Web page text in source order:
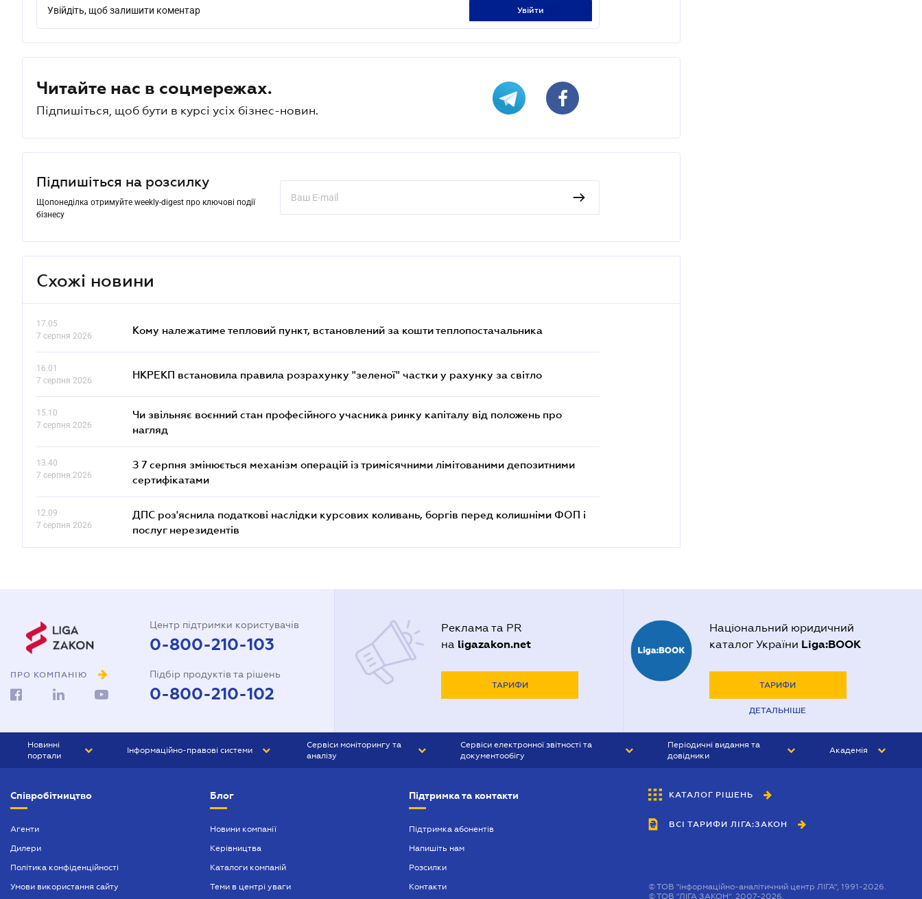
Увійдіть, щоб залишити коментар увійти
Читайте нас в соцмережах.
Підпишіться, щоб бути в курсі усіх бізнес-новин.
Підпишіться на розсилку
Щопонеділка отримуйте weekly-digest про ключові події
бізнесу
Схожі новини
17.05
7 серпня 2026
Кому належатиме тепловий пункт, встановлений за кошти теплопостачальника
16.01
7 серпня 2026
НКРЕКП встановила правила розрахунку "зеленої" частки у рахунку за світло
15.10
7 серпня 2026
Чи звільняє воєнний стан професійного учасника ринку капіталу від положень про
нагляд
13.40
7 серпня 2026
З 7 серпня змінюється механізм операцій із тримісячними лімітованими депозитними
сертифікатами
12.09
7 серпня 2026
ДПС роз'яснила податкові наслідки курсових коливань, боргів перед колишніми ФОП і
послуг нерезидентів
ПРО КОМПАНІЮ
Центр підтримки користувачів
0-800-210-103
Підбір продуктів та рішень
0-800-210-102
Реклама та PR
на ligazakon.net
ТАРИФИ
Національний юридичний
каталог України Liga:BOOK
ТАРИФИ
ДЕТАЛЬНІШЕ
Новинні
портали
БІЗНЕС
Інформаційно-правові системи
БУХГАЛТЕР ПРОФ
Сервіси моніторингу та
аналізу
Сервіси електронної звітності та
документообігу
Періодичні видання та
довідники
БУХГАЛТЕР&ЗАКОН
ВІСНИК МСФЗ
Академія
Співробітництво
Агенти
Дилери
Політика конфіденційності
Умови використання сайту
Блог
Новини компанії
Керівництва
Каталоги компаній
Теми в центрі уваги
Підтримка та контакти
Підтримка абонентів
Напишіть нам
Розсилки
Контакти
КАТАЛОГ РІШЕНЬ
ВСІ ТАРИФИ ЛІГА:ЗАКОН
©ТОВ "інформаційно-аналітичний центр ЛІГА", 1991-2026.
©ТОВ "ЛІГА ЗАКОН", 2007-2026.